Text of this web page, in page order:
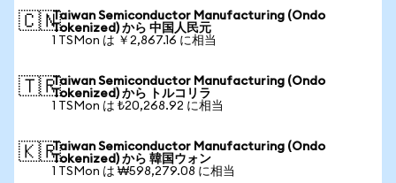
🇨🇳Taiwan Semiconductor Manufacturing (Ondo
Tokenized) から 中国人民元
1 TSMon は ￥2,867.16 に相当
🇹🇷Taiwan Semiconductor Manufacturing (Ondo
Tokenized) から トルコリラ
1 TSMon は ₺20,268.92 に相当
🇰🇷Taiwan Semiconductor Manufacturing (Ondo
Tokenized) から 韓国ウォン
1 TSMon は ₩598,279.08 に相当